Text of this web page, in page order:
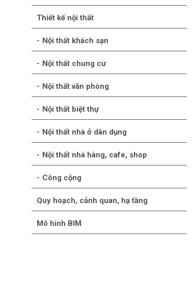
Thiết kế nội thất
Nội thất khách sạn
Nội thất chung cư
Nội thất văn phòng
Nội thất biệt thự
Nội thất nhà ở dân dụng
Nội thất nhà hàng, cafe, shop
Công cộng
Quy hoạch, cảnh quan, hạ tầng
Mô hình BIM